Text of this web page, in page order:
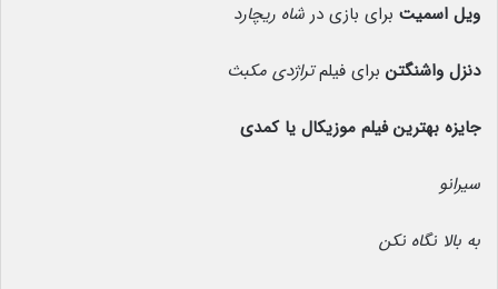
ویل اسمیت برای بازی در شاه ریچارد
دنزل واشنگتن برای فیلمتراژدی مکبث
جایزه بهترین فیلم موزیکال یا کمدی
سیرانو
به بالا نگاه نکن